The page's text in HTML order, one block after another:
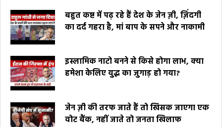
बहुत कष्ट में पढ़ रहे हैं देश के जेन ज़ी, ज़िंदगी
का दर्द गहरा है, मां बाप के सपने और नाकामी
इस्लामिक नाटो बनने से किसे होगा लाभ, क्या
हमेशा केलिए युद्ध का जुगाड़ हो गया?
जेन ज़ी की तरफ जाते हैं तो खिसक जाएगा एक
वोट बैंक, नहीं जाते तो जनता खिलाफ